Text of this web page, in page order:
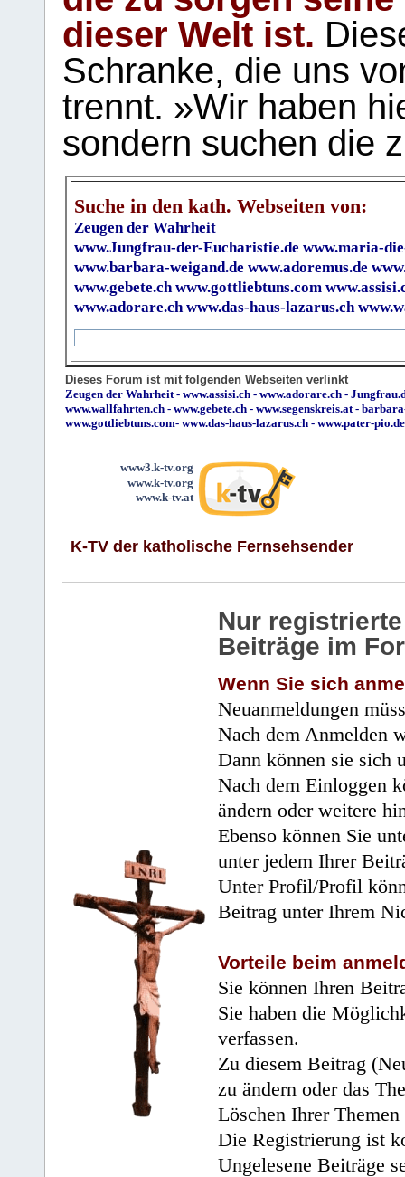
dieser Welt ist.
Schranke, die uns
trennt. »Wir haben
sondern suchen die
Suche in den kath. Webseiten von:
Zeugen der Wahrheit
www.Jungfrau-der-Eucharistie.de www.maria-
www.barbara-weigand.de www.adoremus.de
www.gebete.ch www.gottliebtuns.com
www.adorare.ch www.das-haus-lazarus.ch
Dieses Forum ist mit folgenden Webseiten verlinkt
Zeugen der Wahrheit - www.assisi.ch - www.adorare.ch -
www.wallfahrten.ch - www.gebete.ch - www.segenskreis.at -
www.gottliebtuns.com- www.das-haus-lazarus.ch - www.pater-pio.de
www3.k-tv.org
www.k-tv.org
www.k-tv.at
K-TV der katholische Fernsehsender
Nur
Beiträge im
Wenn Sie sich
Neuanmeldungen
Nach dem Anmelden
Dann können sie sich
Nach dem Einloggen
ändern oder weitere
Ebenso können Sie
unter jedem Ihrer
Unter Profil/Profil
Beitrag unter Ihrem
Vorteile beim
Sie können Ihren
Sie haben die
verfassen.
Zu diesem Beitrag
zu ändern oder das
Löschen Ihrer
Die Registrierung ist
Ungelesene Beiträge